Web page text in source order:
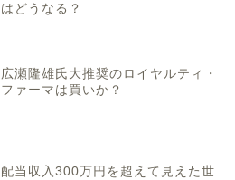
はどうなる？
広瀬隆雄氏大推奨のロイヤルティ・
ファーマは買いか？
配当収入300万円を超えて見えた世